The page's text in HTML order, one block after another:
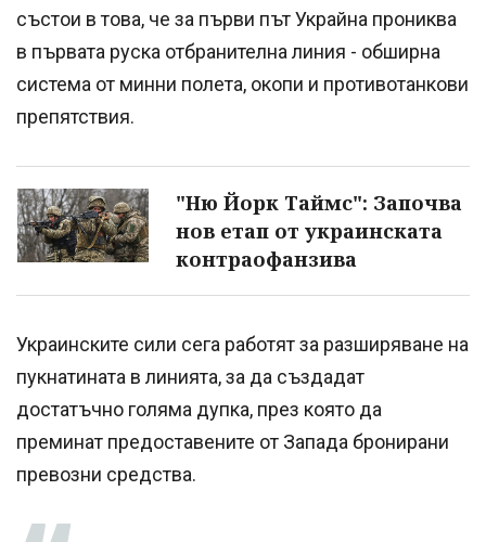
състои в това, че за първи път Украйна прониква
в първата руска отбранителна линия - обширна
система от минни полета, окопи и противотанкови
препятствия.
"Ню Йорк Таймс": Започва
нов етап от украинската
контраофанзива
Украинските сили сега работят за разширяване на
пукнатината в линията, за да създадат
достатъчно голяма дупка, през която да
преминат предоставените от Запада бронирани
превозни средства.